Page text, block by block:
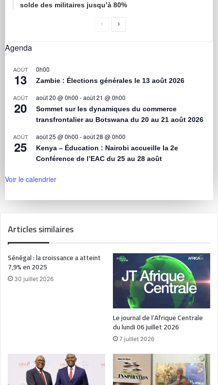
solde des militaires jusqu’à 80%
Agenda
AOÛT
13
0h00
Zambie : Élections générales le 13 août 2026
AOÛT
20
août 20 @ 0h00 -août 21 @ 0h00
Sommet sur les dynamiques du commerce
transfrontalier au Botswana du 20 au 21 août 2026
AOÛT
25
août 25 @ 0h00 -août 28 @ 0h00
Kenya – Éducation : Nairobi accueille la 2e
Conférence de l’EAC du 25 au 28 août
Voir le calendrier
Articles similaires
Sénégal : la croissance a atteint
7,9% en 2025
30 juillet 2026
Le journal de l’Afrique Centrale
du lundi 06 juillet 2026
7 juillet 2026